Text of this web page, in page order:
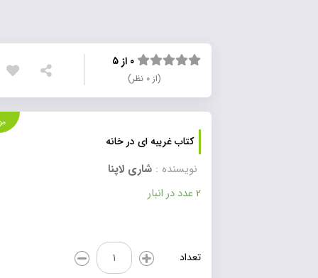
۰ از ۵
کتاب غریبه ای در خانه
موجود
نویسنده :شاری لاپنا
کتاب
غریبه